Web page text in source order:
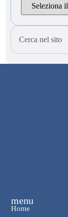
menu
Home